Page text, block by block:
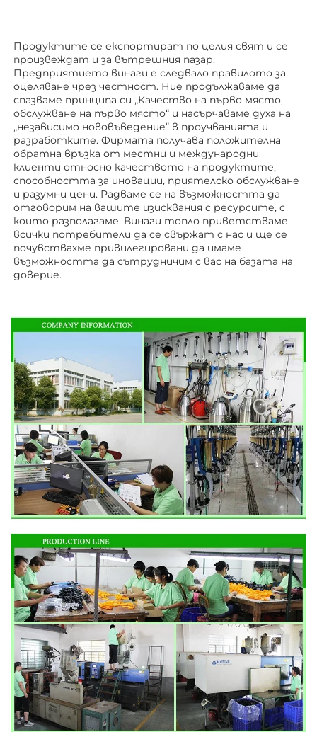
Продуктите се експортират по целия свят и се
произвеждат и за вътрешния пазар.
Предприятието винаги е следвало правилото за
оцеляване чрез честност. Ние продължаваме да
спазваме принципа си „Качество на първо място,
обслужване на първо място“ и насърчаваме духа на
„независимо нововъведение“ в проучванията и
разработките. Фирмата получава положителна
обратна връзка от местни и международни
клиенти относно качеството на продуктите,
способността за иновации, приятелско обслужване
и разумни цени. Радваме се на възможността да
отговорим на вашите изисквания с ресурсите, с
които разполагаме. Винаги топло приветстваме
всички потребители да се свържат с нас и ще се
почувствахме привилегировани да имаме
възможността да сътрудничим с вас на базата на
доверие.